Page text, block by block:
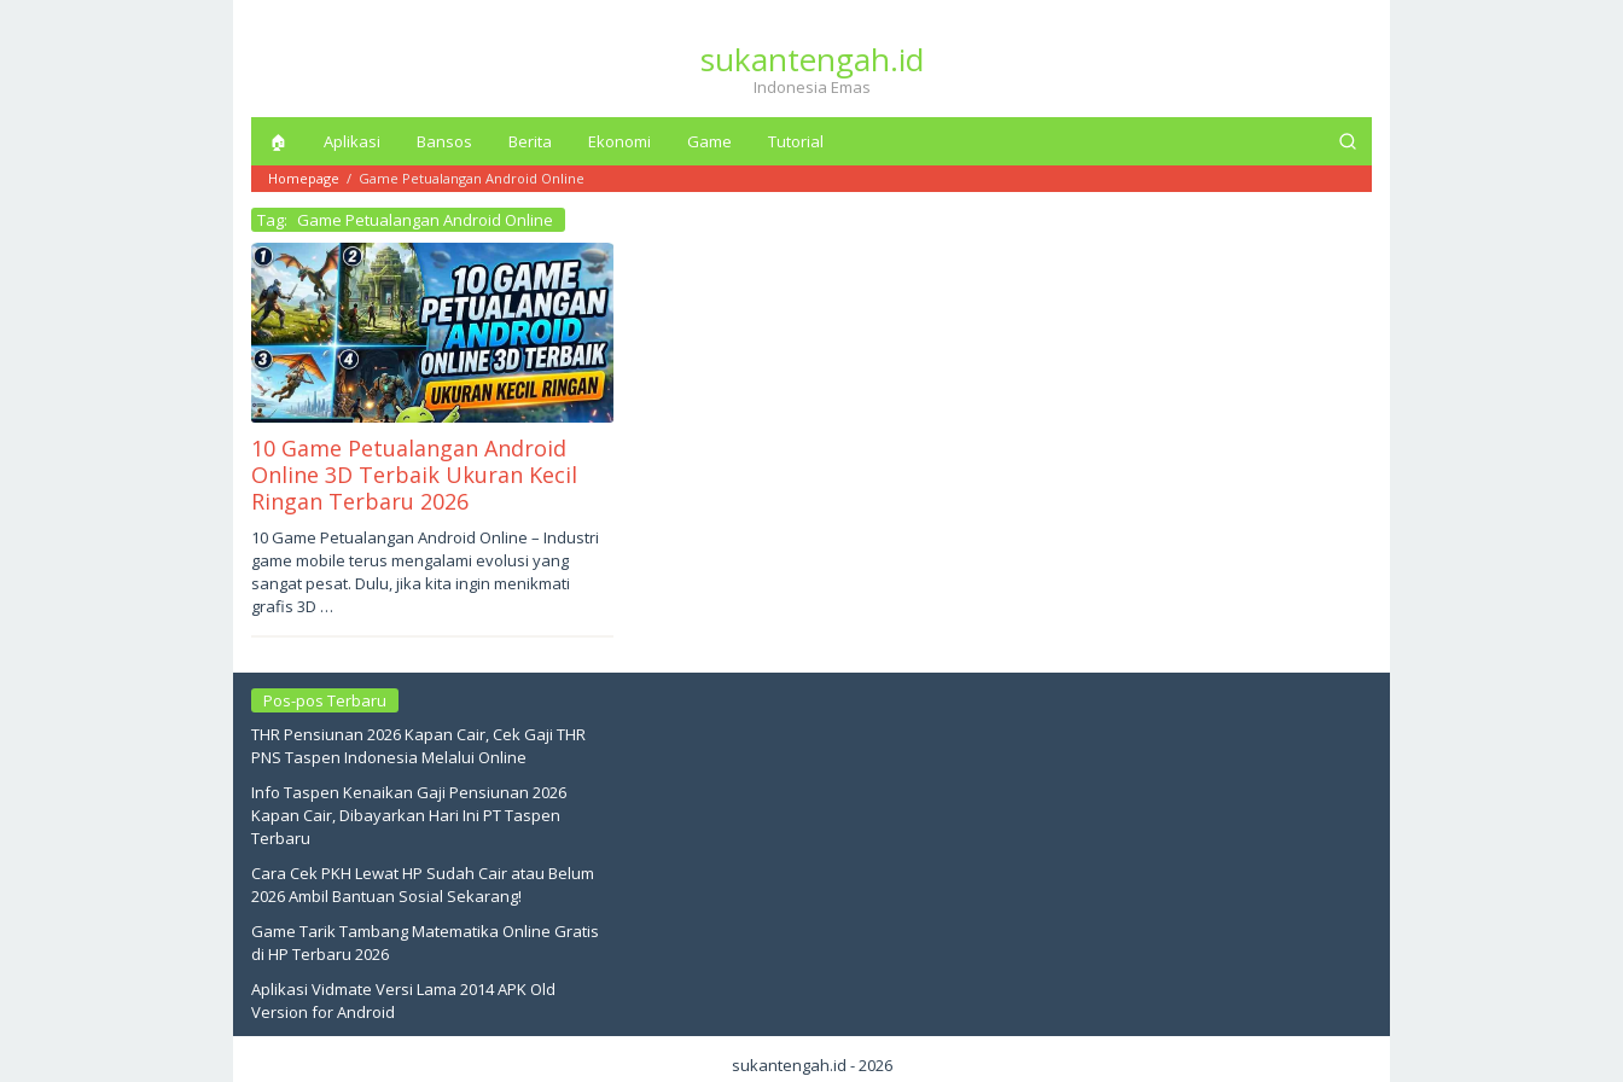
sukantengah.id
Indonesia Emas
🏠︎ Aplikasi Bansos Berita Ekonomi Game Tutorial
Homepage / Game Petualangan Android Online
Tag: Game Petualangan Android Online
10 Game Petualangan Android
Online 3D Terbaik Ukuran Kecil
Ringan Terbaru 2026
Mei
2026
sukantengah
10 Game Petualangan Android Online – Industri
game mobile terus mengalami evolusi yang
sangat pesat. Dulu, jika kita ingin menikmati
grafis 3D …
Pos-pos Terbaru
THR Pensiunan 2026 Kapan Cair, Cek Gaji THR
PNS Taspen Indonesia Melalui Online
Info Taspen Kenaikan Gaji Pensiunan 2026
Kapan Cair, Dibayarkan Hari Ini PT Taspen
Terbaru
Cara Cek PKH Lewat HP Sudah Cair atau Belum
2026 Ambil Bantuan Sosial Sekarang!
Game Tarik Tambang Matematika Online Gratis
di HP Terbaru 2026
Aplikasi Vidmate Versi Lama 2014 APK Old
Version for Android
sukantengah.id - 2026